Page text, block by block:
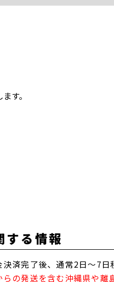
す。
する情報
済完了後、通常2日～7日
らの発送を含む沖縄県や